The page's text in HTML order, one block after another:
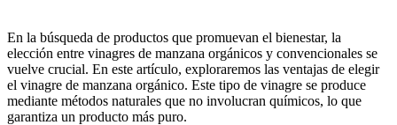
En la búsqueda de productos que promuevan el bienestar, la
elección entre vinagres de manzana orgánicos y convencionales se
vuelve crucial. En este artículo, exploraremos las ventajas de elegir
el vinagre de manzana orgánico. Este tipo de vinagre se produce
mediante métodos naturales que no involucran químicos, lo que
garantiza un producto más puro.